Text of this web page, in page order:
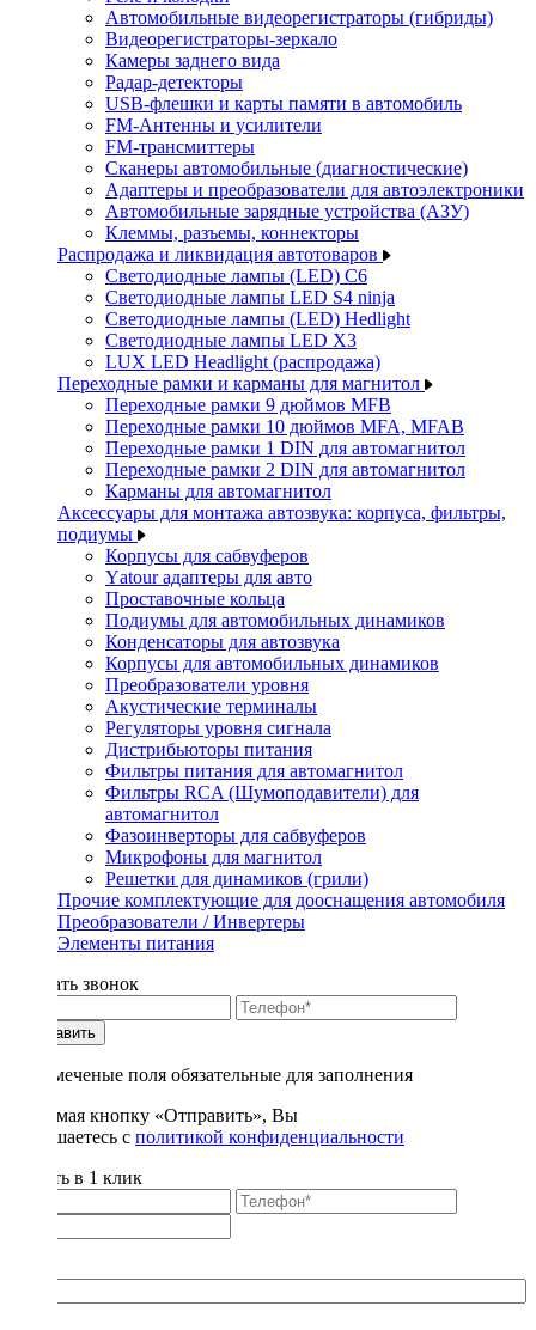
Автомобильные видеорегистраторы (гибриды)
Видеорегистраторы-зеркало
Камеры заднего вида
Радар-детекторы
USB-флешки и карты памяти в автомобиль
FM-Антенны и усилители
FM-трансмиттеры
Сканеры автомобильные (диагностические)
Адаптеры и преобразователи для автоэлектроники
Автомобильные зарядные устройства (АЗУ)
Клеммы, разъемы, коннекторы
Распродажа и ликвидация автотоваров
Светодиодные лампы (LED) C6
Светодиодные лампы LED S4 ninja
Светодиодные лампы (LED) Hedlight
Светодиодные лампы LED X3
LUX LED Headlight (распродажа)
Переходные рамки и карманы для магнитол
Переходные рамки 9 дюймов MFB
Переходные рамки 10 дюймов MFA, MFAB
Переходные рамки 1 DIN для автомагнитол
Переходные рамки 2 DIN для автомагнитол
Карманы для автомагнитол
Аксессуары для монтажа автозвука: корпуса, фильтры,
подиумы
Корпусы для сабвуферов
Yаtour адаптеры для авто
Проставочные кольца
Подиумы для автомобильных динамиков
Конденсаторы для автозвука
Корпусы для автомобильных динамиков
Преобразователи уровня
Акустические терминалы
Регуляторы уровня сигнала
Дистрибьюторы питания
Фильтры питания для автомагнитол
Фильтры RCA (Шумоподавители) для
автомагнитол
Фазоинверторы для сабвуферов
Микрофоны для магнитол
Решетки для динамиков (грили)
Прочие комплектующие для дооснащения автомобиля
Преобразователи / Инвертеры
Элементы питания
Заказать звонок
Отправить
* - отмеченые поля обязательные для заполнения
Нажимая кнопку «Отправить», Вы
соглашаетесь с политикой конфиденциальности
Купить в 1 клик